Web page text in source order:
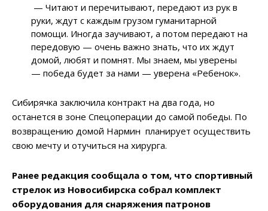
— Читают и перечитывают, передают из рук в
руки, ждут с каждым грузом гуманитарной
помощи. Иногда заучивают, а потом передают на
передовую — очень важно знать, что их ждут
домой, любят и помнят. Мы знаем, мы уверены
— победа будет за нами — уверена «Ребенок».
Сибирячка заключила контракт на два года, но
останется в зоне Спецоперации до самой победы. По
возвращению домой Нармин планирует осуществить
свою мечту и отучиться на хирурга.
Ранее редакция сообщала о том, что спортивный
стрелок из Новосибирска собрал комплект
оборудования для снаряжения патронов